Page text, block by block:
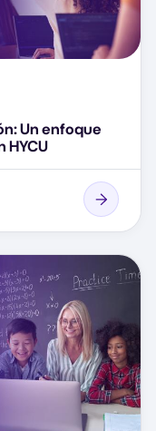
Un enfoque